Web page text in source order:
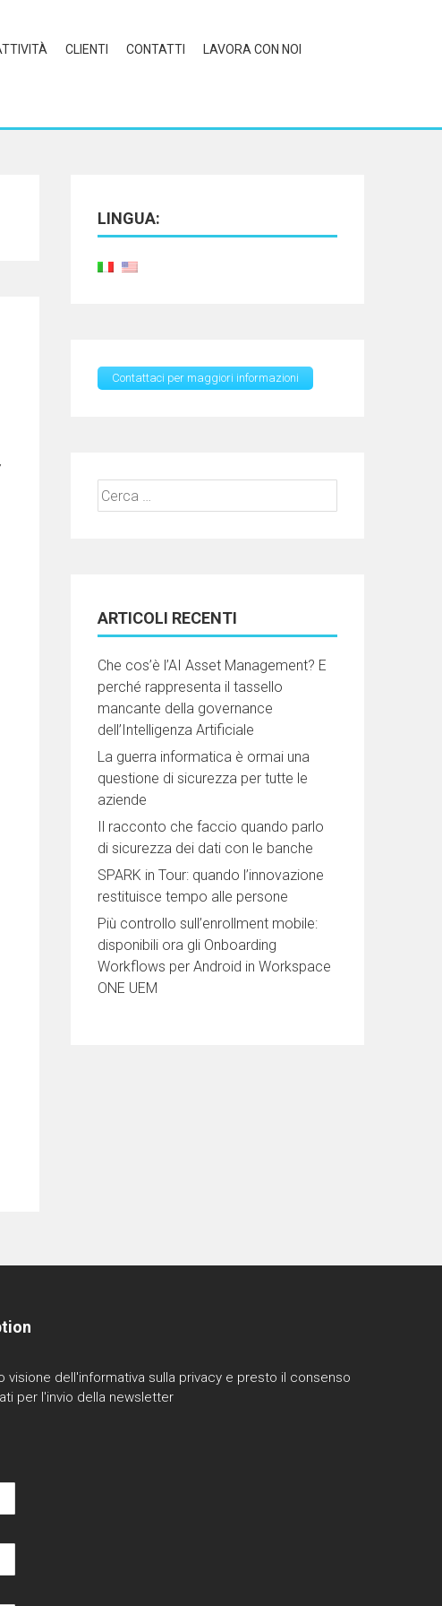
CLIENTI CONTATTI
LAVORA CON NOI
LINGUA:
Contattaci per maggiori informazioni
Ricerca
per:
ARTICOLI RECENTI
Che cos’è l’AI Asset Management? E
perché rappresenta il tassello
mancante della governance
dell’Intelligenza Artificiale
La guerra informatica è ormai una
questione di sicurezza per tutte le
aziende
Il racconto che faccio quando parlo
di sicurezza dei dati con le banche
SPARK in Tour: quando l’innovazione
restituisce tempo alle persone
Più controllo sull’enrollment mobile:
disponibili ora gli Onboarding
Workflows per Android in Workspace
ONE UEM
visione dell'informativa sulla privacy e presto il consenso
per l'invio della newsletter